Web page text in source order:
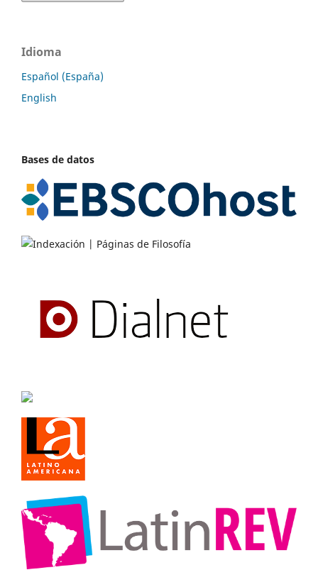
Idioma
Español (España)
English
Bases de datos